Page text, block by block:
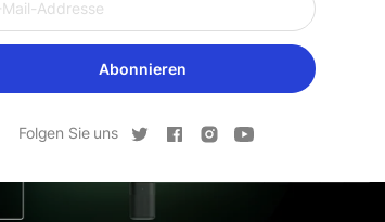
Abonnieren
Folgen Sie uns